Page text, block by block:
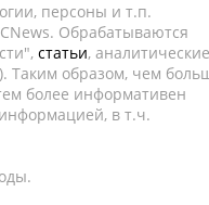
персоны и т.п.
Обрабатываются
статьи, аналитические
Таким образом, чем
более информативен
в т.ч.